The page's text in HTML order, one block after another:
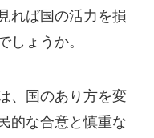
れば国の活力を損
しょうか。
、国のあり方を変
的な合意と慎重な